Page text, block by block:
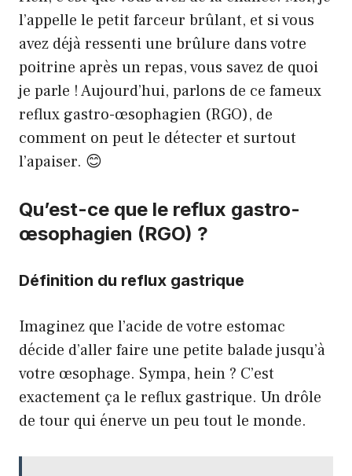
l’appelle le petit farceur brûlant, et si vous
avez déjà ressenti une brûlure dans votre
poitrine après un repas, vous savez de quoi
je parle ! Aujourd’hui, parlons de ce fameux
reflux gastro-œsophagien (RGO), de
comment on peut le détecter et surtout
l’apaiser. 😊
Qu’est-ce que le reflux gastro-
œsophagien (RGO) ?
Définition du reflux gastrique
Imaginez que l’acide de votre estomac
décide d’aller faire une petite balade jusqu’à
votre œsophage. Sympa, hein ? C’est
exactement ça le reflux gastrique. Un drôle
de tour qui énerve un peu tout le monde.